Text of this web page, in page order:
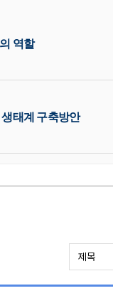
역할
태계 구축방안